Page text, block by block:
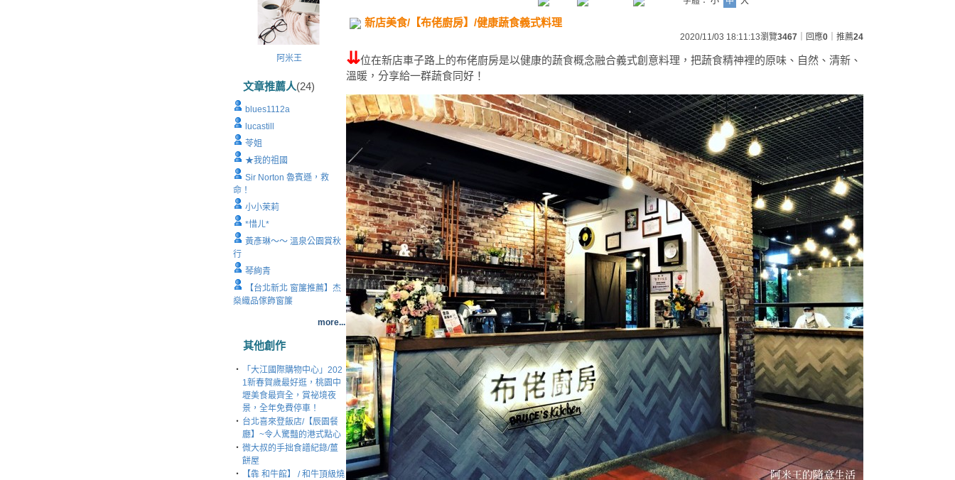
阿米王
文章推薦人(24)
blues1112a
lucastill
苓姐
★我的祖國
Sir Norton 魯賓遜，救
命！
小小茉莉
*惜ㄦ*
黃彥琳～～ 溫泉公園賞秋
行
琴絢青
【台北新北 窗簾推薦】杰
燊織品傢飾窗簾
more...
其他創作
‧
「大江國際購物中心」202
1新春賀歲最好逛，桃園中
壢美食最齊全，賞祕境夜
景，全年免費停車！
‧ 台北喜來登飯店/【辰園餐
廳】~令人驚豔的港式點心
‧ 微大叔的手拙食譜紀錄/薑
餅屋
‧
【犇 和牛館】 / 和牛頂級燒
新店美食/【布佬廚房】/健康蔬食義式料理
2020/11/03 18:11:13瀏覽3467 ｜回應0 ｜推薦24
⇊位在新店車子路上的布佬廚房是以健康的蔬食概念融合義式創意料理，把蔬食精神裡的原味、自然、清新、
溫暖，分享給一群蔬食同好！